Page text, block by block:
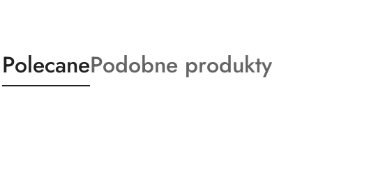
Produkty
o
PolecaneProdukty
o
Podobne produkty